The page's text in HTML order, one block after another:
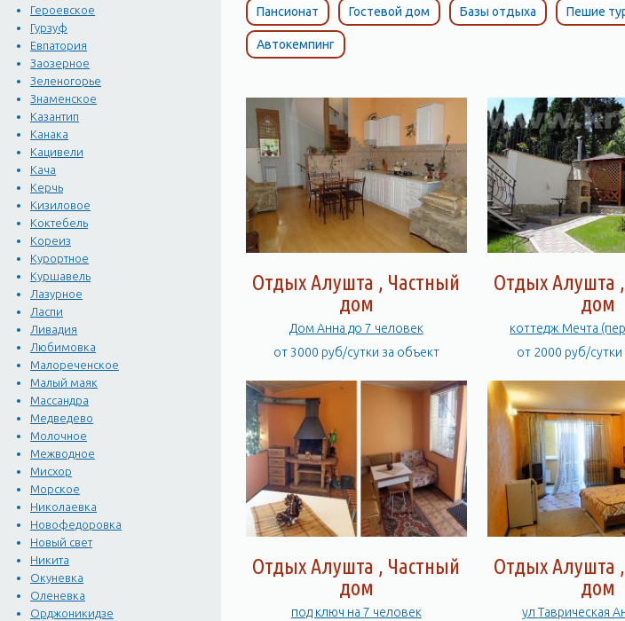
Героевское
Гурзуф
Евпатория
Заозерное
Зеленогорье
Знаменское
Казантип
Канака
Кацивели
Кача
Керчь
Кизиловое
Коктебель
Кореиз
Курортное
Куршавель
Лазурное
Ласпи
Ливадия
Любимовка
Малореченское
Малый маяк
Массандра
Медведево
Молочное
Межводное
Мисхор
Морское
Николаевка
Новофедоровка
Новый свет
Никита
Окуневка
Оленевка
Орджоникидзе
Пансионат Гостевой дом Базы отдыха Пешие
Автокемпинг
Отдых Алушта , Частный
дом
Дом Анна до 7 человек
от 3000 руб/сутки за объект
Отдых Алушта
дом
коттедж Мечта
от 2000 руб/
Отдых Алушта , Частный
дом
под ключ на 7 человек
Отдых Алушта
дом
ул Таврическая